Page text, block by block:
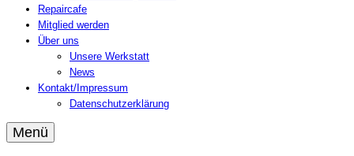
Repaircafe
Mitglied werden
Über uns
Unsere Werkstatt
News
Kontakt/Impressum
Datenschutzerklärung
Menü